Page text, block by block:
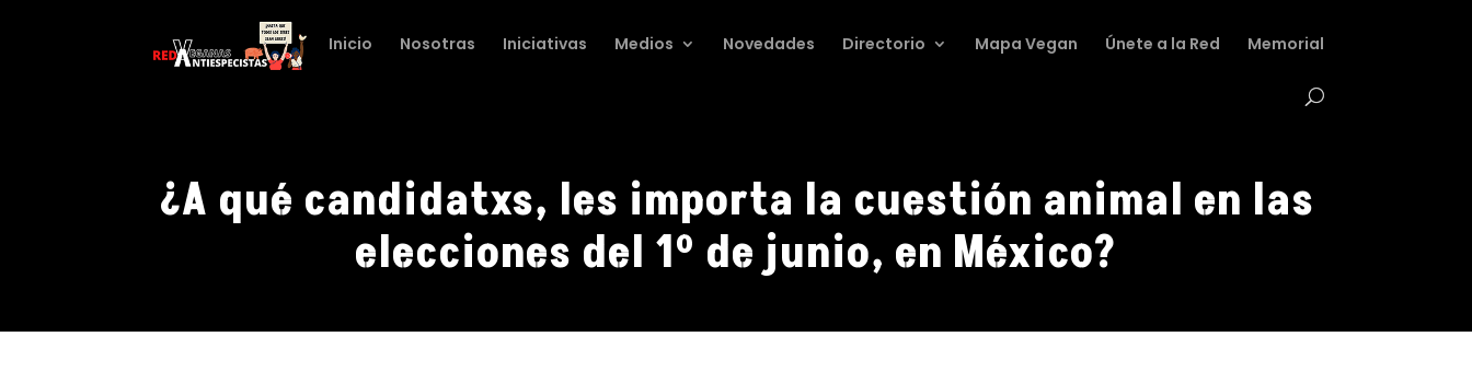
Inicio Nosotras Iniciativas Medios Novedades Directorio Mapa Vegan Únete a la Red Memorial
¿A qué candidatxs, les importa la cuestión animal en las
elecciones del 1º de junio, en México?